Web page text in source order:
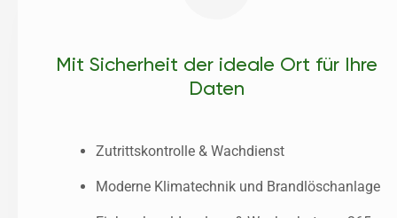
Mit Sicherheit der ideale Ort für Ihre
Daten
Zutrittskontrolle & Wachdienst
Moderne Klimatechnik und Brandlöschanlage